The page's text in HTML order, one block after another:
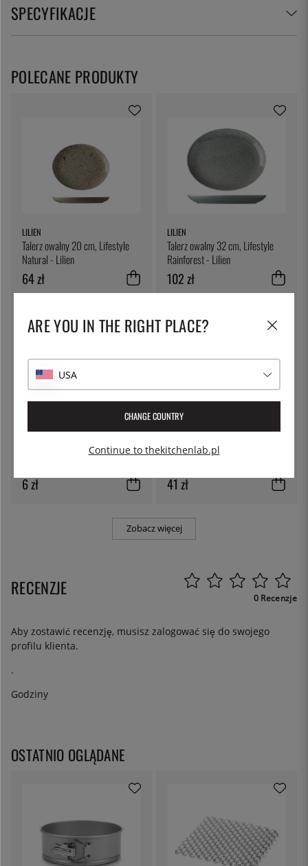
SPECYFIKACJE
LILIEN
Talerz owalny 20 cm, Lifestyle
Natural - Lilien
64 zł
LILIEN
Talerz owalny 32 cm, Lifestyle
Rainforest - Lilien
102 zł
Okrągły kubek, 480 ml z
6 zł
Miska, 13 cm, Lifestyle Natural -
41 zł
Zobacz więcej
POLECANE PRODUKTY
RECENZJE 0 Recenzje
Aby zostawić recenzję, musisz zalogować się do swojego
profilu klienta.
.
Godziny
OSTATNIO OGLĄDANE
ARE YOU IN THE RIGHT PLACE?
USA
CHANGE COUNTRY
Continue to thekitchenlab.pl